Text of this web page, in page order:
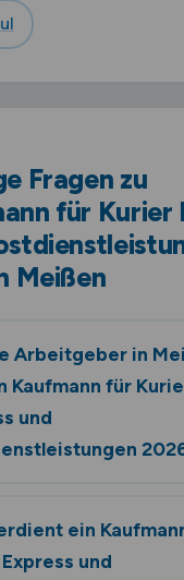
Fragen zu
für Kurier
Meißen
Arbeitgeber in
Kaufmann für
und
ein
und